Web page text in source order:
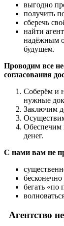
выгодно
получить
сберечь
найти
надёжным
будущем.
Проводим все
согласования
Соберём и
нужные
Заключим
Обеспечим
денег.
С нами вам не
бесконечно
бегать «по
Агентство